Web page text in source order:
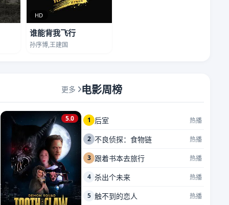
HD
谁能背我飞行
孙序博,王建国
更多
5.0
电影周榜
1 后室 热播
2 不良侦探：食物链 热播
3 跟着书本去旅行 热播
4 杀出个未来 热播
5 触不到的恋人 热播